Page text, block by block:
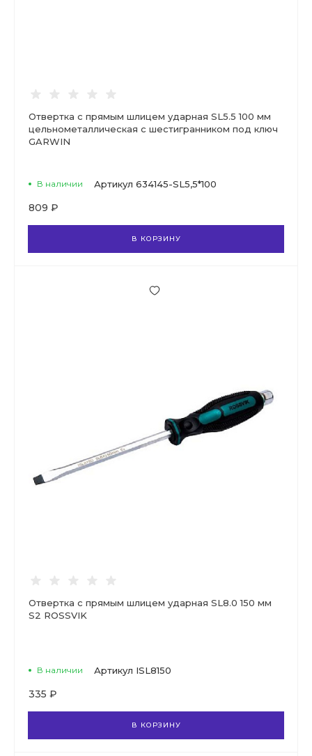
Отвертка с прямым шлицем ударная SL5.5 100 мм
цельнометаллическая с шестигранником под ключ
GARWIN
В наличии Артикул 634145-SL5,5*100
809 ₽
В КОРЗИНУ
Отвертка с прямым шлицем ударная SL8.0 150 мм
S2 ROSSVIK
В наличии Артикул ISL8150
335 ₽
В КОРЗИНУ